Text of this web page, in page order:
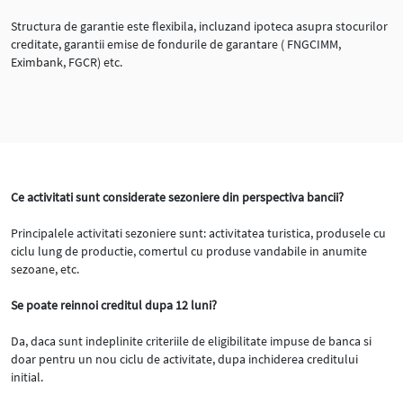
Structura de garantie este flexibila, incluzand ipoteca asupra stocurilor
creditate, garantii emise de fondurile de garantare ( FNGCIMM,
Eximbank, FGCR) etc.
Ce activitati sunt considerate sezoniere din perspectiva bancii?
Principalele activitati sezoniere sunt: activitatea turistica, produsele cu
ciclu lung de productie, comertul cu produse vandabile in anumite
sezoane, etc.
Se poate reinnoi creditul dupa 12 luni?
Da, daca sunt indeplinite criteriile de eligibilitate impuse de banca si
doar pentru un nou ciclu de activitate, dupa inchiderea creditului
initial.